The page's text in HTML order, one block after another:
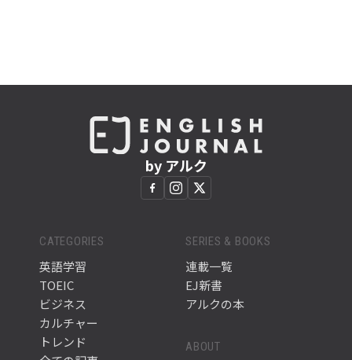
by アルク
CATEGORIES
英語学習
TOEIC
ビジネス
カルチャー
トレンド
SERIES & BOOKS
連載一覧
EJ新書
アルクの本
ABOUT